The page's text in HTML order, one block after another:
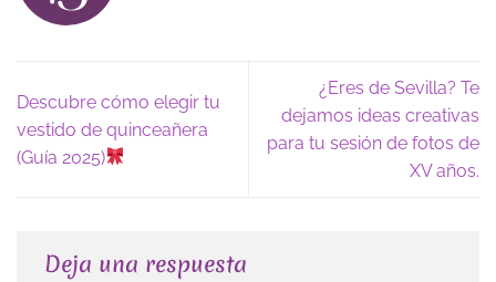
Descubre cómo elegir tu
vestido de quinceañera
(Guía 2025)
¿Eres de Sevilla? Te
dejamos ideas creativas
para tu sesión de fotos de
XV años.
Deja una respuesta